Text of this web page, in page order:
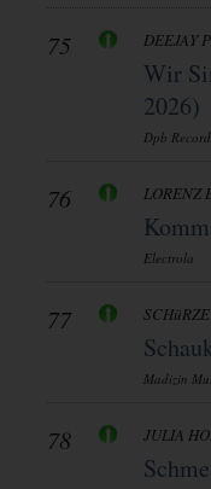
75 DEEJAY
Wir
2026)
Dpb
76 LORENZ
Electrola
77
Madizin
78 JULIA